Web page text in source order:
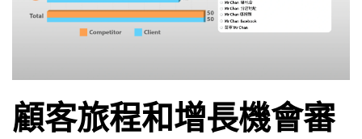
顧客旅程和增長機會審